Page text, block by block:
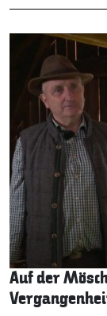
Auf der